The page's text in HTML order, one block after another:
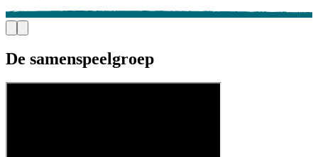
De samenspeelgroep